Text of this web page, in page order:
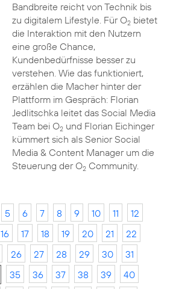
Bandbreite reicht von Technik bis
zu digitalem Lifestyle. Für O2bietet
die Interaktion mit den Nutzern
eine große Chance,
Kundenbedürfnisse besser zu
verstehen. Wie das funktioniert,
erzählen die Macher hinter der
Plattform im Gespräch: Florian
Jedlitschka leitet das Social Media
Team bei O2und Florian Eichinger
kümmert sich als Senior Social
Media & Content Manager um die
Steuerung der O2Community.
5 6 7 8 9 10 11
12
16 17 18 19 20 21
22
26 27 28 29 30
31
35 36 37 38 39
40